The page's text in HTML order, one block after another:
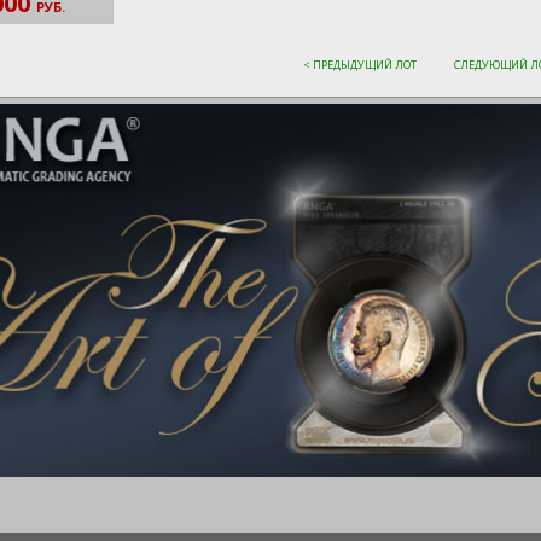
РУБ.
< ПРЕДЫДУЩИЙ ЛОТ СЛЕДУЮЩИЙ